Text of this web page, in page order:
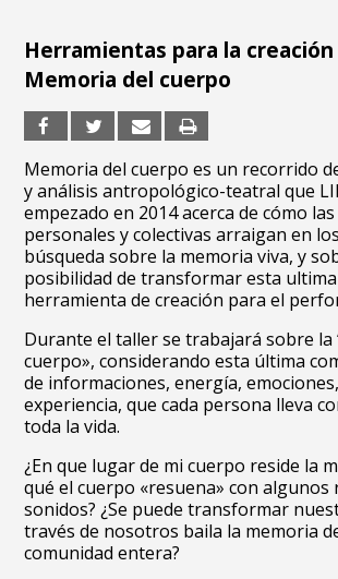
Herramientas para la
Memoria del cuerpo
Memoria del cuerpo es un recorrido
y análisis antropológico-teatral que
empezado en 2014 acerca de cómo
personales y colectivas arraigan en
búsqueda sobre la memoria viva, y
posibilidad de transformar esta
herramienta de creación para el
Durante el taller se trabajará sobre la
cuerpo», considerando esta última
de informaciones, energía,
experiencia, que cada persona lleva
toda la vida.
¿En que lugar de mi cuerpo reside la
qué el cuerpo «resuena» con algunos
sonidos? ¿Se puede transformar
través de nosotros baila la memoria
comunidad entera?